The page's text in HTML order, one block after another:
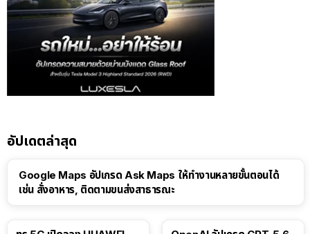
อัปเดตล่าสุด
Google Maps อัปเกรด Ask Maps ให้ทำงานหลายขั้นตอนได้
เช่น สั่งอาหาร, ติดตามขนส่งสาธารณะ